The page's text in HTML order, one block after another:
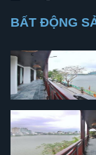
BẤT ĐỘNG